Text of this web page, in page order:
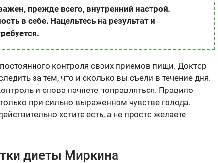
прежде всего, внутренний настрой.
в себе. Нацельтесь на результат и
контроля своих приемов пищи. Доктор
за тем, что и сколько вы съели в течение дня.
и снова начнете поправляться. Правило
при сильно выраженном чувстве голода.
хотите есть, а не просто желаете
диеты Миркина